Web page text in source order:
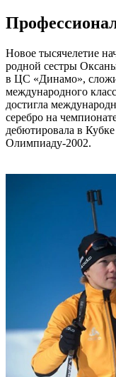
Новое тысячелетие
родной сестры
в ЦС «Динамо»,
международного
достигла
серебро на
дебютировала в
Олимпиаду-2002.